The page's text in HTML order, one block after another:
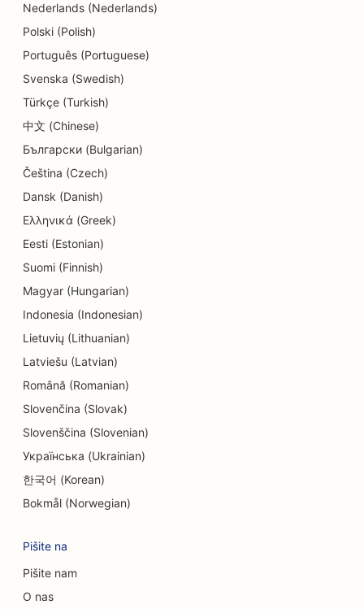
SEO za trgovine s torticami
SEO za storitve izobraževanja in otroškega
varstva
SEO za električarje
SEO za kemične čistilnice
SEO za trgovine z elektroniko
SEO za inženirska podjetja
SEO za endodontiste
SEO za zabavo in rekreacijo
SEO za sobe pobega
SEO za restavracije Farm-to-Table
SEO za storitve Facelift
SEO za družinske restavracije
SEO za cvetličarje
Nederlands (Nederlands)
Polski (Polish)
Português (Portuguese)
Svenska (Swedish)
Türkçe (Turkish)
中文 (Chinese)
Български (Bulgarian)
Čeština (Czech)
Dansk (Danish)
Ελληνικά (Greek)
Eesti (Estonian)
Suomi (Finnish)
Magyar (Hungarian)
Indonesia (Indonesian)
Lietuvių (Lithuanian)
Latviešu (Latvian)
Română (Romanian)
Slovenčina (Slovak)
Slovenščina (Slovenian)
Українська (Ukrainian)
한국어 (Korean)
Bokmål (Norwegian)
Pišite na
Pišite nam
O nas